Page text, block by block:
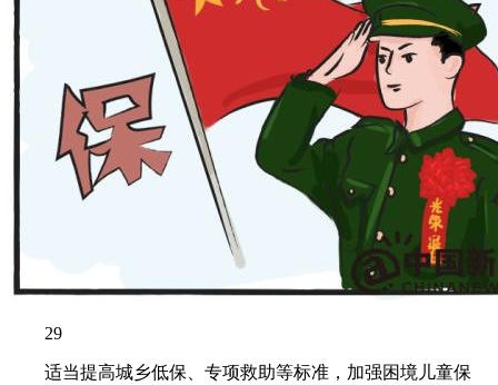
29
适当提高城乡低保、专项救助等标准，加强困境儿童保